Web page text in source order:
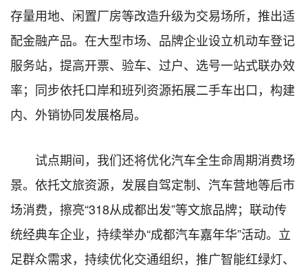
存量用地、闲置厂房等改造升级为交易场所，推出适
配金融产品。在大型市场、品牌企业设立机动车登记
服务站，提高开票、验车、过户、选号一站式联办效
率；同步依托口岸和班列资源拓展二手车出口，构建
内、外销协同发展格局。
试点期间，我们还将优化汽车全生命周期消费场
景。依托文旅资源，发展自驾定制、汽车营地等后市
场消费，擦亮“318从成都出发”等文旅品牌；联动传
统经典车企业，持续举办“成都汽车嘉年华”活动。立
足群众需求，持续优化交通组织，推广智能红绿灯、